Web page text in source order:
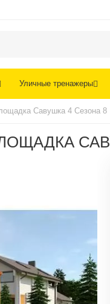
Уличные тренажеры
Савушка 4 Cезона 8